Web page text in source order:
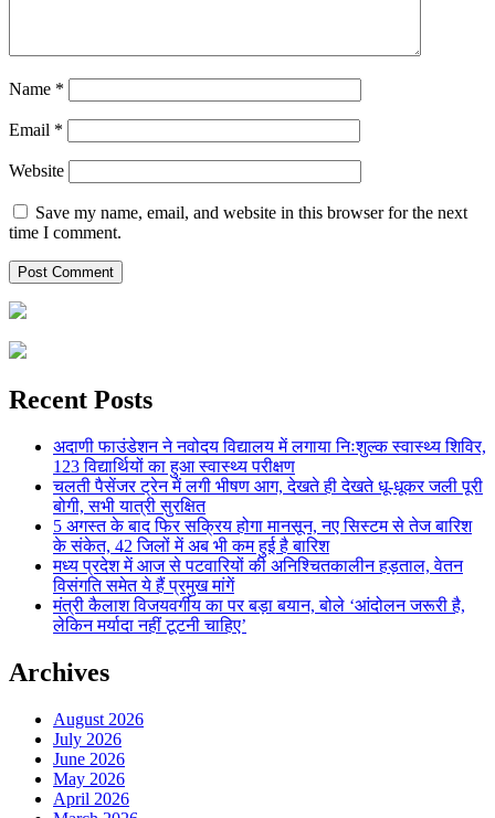
Name *
Email *
Website
Save my name, email, and website in this browser for the next
time I comment.
Recent Posts
अदाणी फाउंडेशन ने नवोदय विद्यालय में लगाया निःशुल्क स्वास्थ्य शिविर,
123 विद्यार्थियों का हुआ स्वास्थ्य परीक्षण
चलती पैसेंजर ट्रेन में लगी भीषण आग, देखते ही देखते धू-धूकर जली पूरी
बोगी, सभी यात्री सुरक्षित
5 अगस्त के बाद फिर सक्रिय होगा मानसून, नए सिस्टम से तेज बारिश
के संकेत, 42 जिलों में अब भी कम हुई है बारिश
मध्य प्रदेश में आज से पटवारियों की अनिश्चितकालीन हड़ताल, वेतन
विसंगति समेत ये हैं प्रमुख मांगें
मंत्री कैलाश विजयवर्गीय का पर बड़ा बयान, बोले ‘आंदोलन जरूरी है,
लेकिन मर्यादा नहीं टूटनी चाहिए’
Archives
August 2026
July 2026
June 2026
May 2026
April 2026